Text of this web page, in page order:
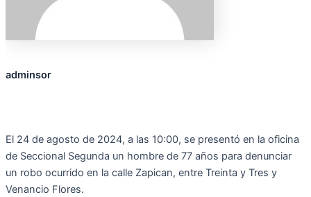
adminsor
El 24 de agosto de 2024, a las 10:00, se presentó en la oficina
de Seccional Segunda un hombre de 77 años para denunciar
un robo ocurrido en la calle Zapican, entre Treinta y Tres y
Venancio Flores.